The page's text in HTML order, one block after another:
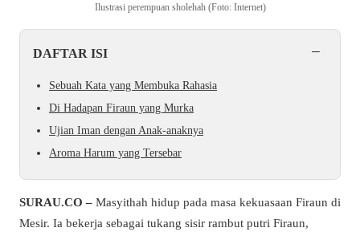
Ilustrasi perempuan sholehah (Foto: Internet)
DAFTAR ISI −
Sebuah Kata yang Membuka Rahasia
Di Hadapan Firaun yang Murka
Ujian Iman dengan Anak-anaknya
Aroma Harum yang Tersebar
SURAU.CO – Masyithah hidup pada masa kekuasaan Firaun di
Mesir. Ia bekerja sebagai tukang sisir rambut putri Firaun,